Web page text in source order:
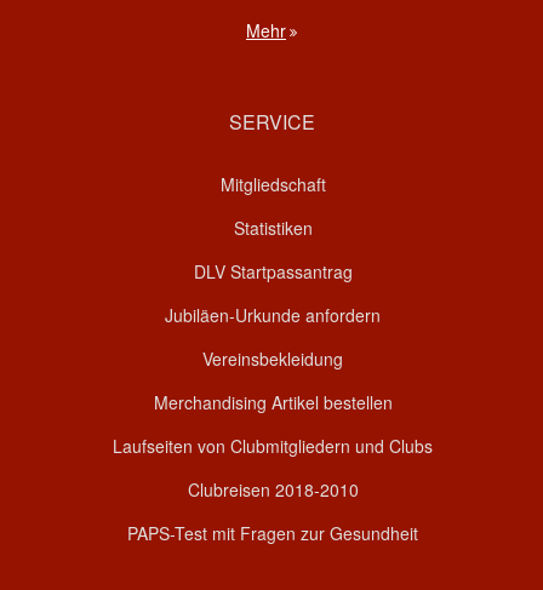
Mehr
SERVICE
Mitgliedschaft
Statistiken
DLV Startpassantrag
Jubiläen-Urkunde anfordern
Vereinsbekleidung
Merchandising Artikel bestellen
Laufseiten von Clubmitgliedern und Clubs
Clubreisen 2018-2010
PAPS-Test mit Fragen zur Gesundheit